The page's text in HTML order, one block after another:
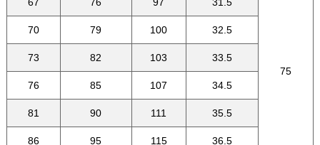
75
70 79 100 32.5
73 82 103 33.5
76 85 107 34.5
81 90 111 35.5
86 95 115 36.5